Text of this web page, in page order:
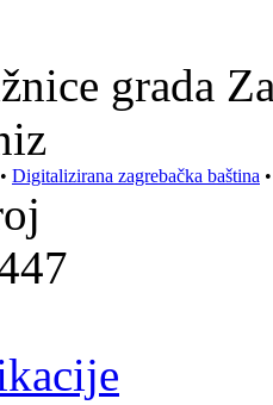
grada
• Digitalizirana zagrebačka baština